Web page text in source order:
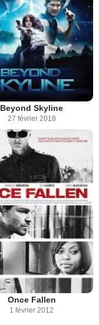
Beyond Skyline
27 février 2018
Once Fallen
1 février 2012